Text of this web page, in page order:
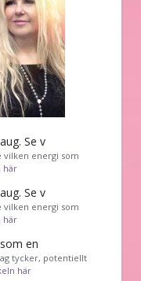
Se v
vilken energi som
här
Se v
vilken energi som
här
en
tycker, potentiellt
här